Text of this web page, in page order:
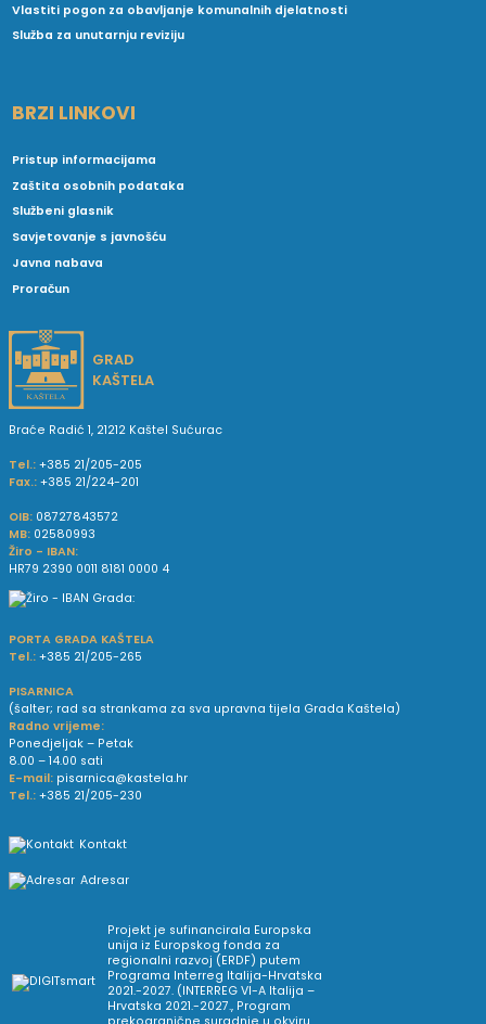
Vlastiti pogon za obavljanje komunalnih djelatnosti
Služba za unutarnju reviziju
BRZI LINKOVI
Pristup informacijama
Zaštita osobnih podataka
Službeni glasnik
Savjetovanje s javnošću
Javna nabava
Proračun
GRAD
KAŠTELA
Braće Radić 1, 21212 Kaštel Sućurac
Tel.: +385 21/205-205
Fax.: +385 21/224-201
OIB: 08727843572
MB: 02580993
Žiro - IBAN:
HR79 2390 0011 8181 0000 4
PORTA GRADA KAŠTELA
Tel.: +385 21/205-265
PISARNICA
(šalter; rad sa strankama za sva upravna tijela Grada Kaštela)
Radno vrijeme:
Ponedjeljak – Petak
8.00 – 14.00 sati
E-mail: pisarnica@kastela.hr
Tel.: +385 21/205-230
Kontakt
Adresar
Projekt je sufinancirala Europska
unija iz Europskog fonda za
regionalni razvoj (ERDF) putem
Programa Interreg Italija-Hrvatska
2021.-2027. (INTERREG VI-A Italija –
Hrvatska 2021.-2027., Program